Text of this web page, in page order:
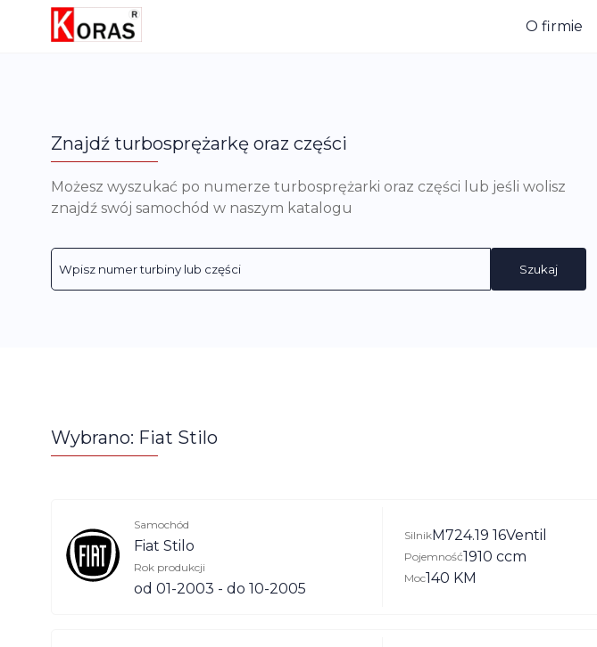
O firmie
Znajdź turbosprężarkę oraz części
Możesz wyszukać po numerze turbosprężarki oraz części lub jeśli wolisz
znajdź swój samochód w naszym katalogu
Szukaj
Wybrano: Fiat Stilo
Samochód
Fiat Stilo
Rok produkcji
od 01-2003 - do 10-2005
Silnik M724.19 16Ventil
Pojemność1910 ccm
Moc140 KM